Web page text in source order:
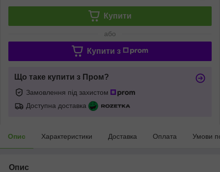
Купити
або
Купити з
Що таке купити з Пром?
Замовлення під захистом
Доступна доставка
Опис Характеристики Доставка Оплата Умови
Опис